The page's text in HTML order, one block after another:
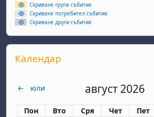
Скриване група събития
Скриване потребител събития
Скриване други събития
Прескочи Календар
Календар
← юли август 2026
Понеделник
Пон вторник
Вто сряда
Сря четвъртък
Чет петък
Пет